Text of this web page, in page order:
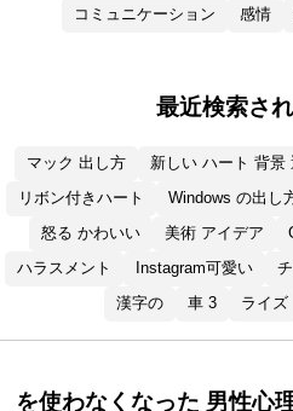
コミュニケーション 感情
最近検索さ
マック 出し方 新しい ハー
リボン付きハート
Windows の出し
怒る かわいい
美術 アイデア
ハラスメント
Instagram可愛い
漢字の
車 3 ライズ
を使わなくなった 男性心